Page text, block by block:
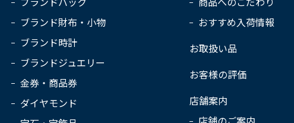
ブランド財布・小物
ブランド時計
ブランドジュエリー
金券・商品券
ダイヤモンド
おすすめ入荷情報
お取扱い品
お客様の評価
店舗案内